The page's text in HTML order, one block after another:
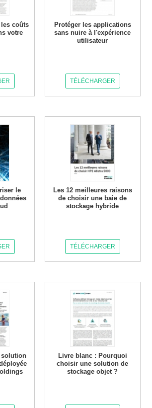
coûts
votre
Protéger les applications
sans nuire à l'expérience
utilisateur
TÉLÉCHARGER
le
Les 12 meilleures raisons
de choisir une baie de
stockage hybride
TÉLÉCHARGER
solution
Livre blanc : Pourquoi
choisir une solution de
stockage objet ?